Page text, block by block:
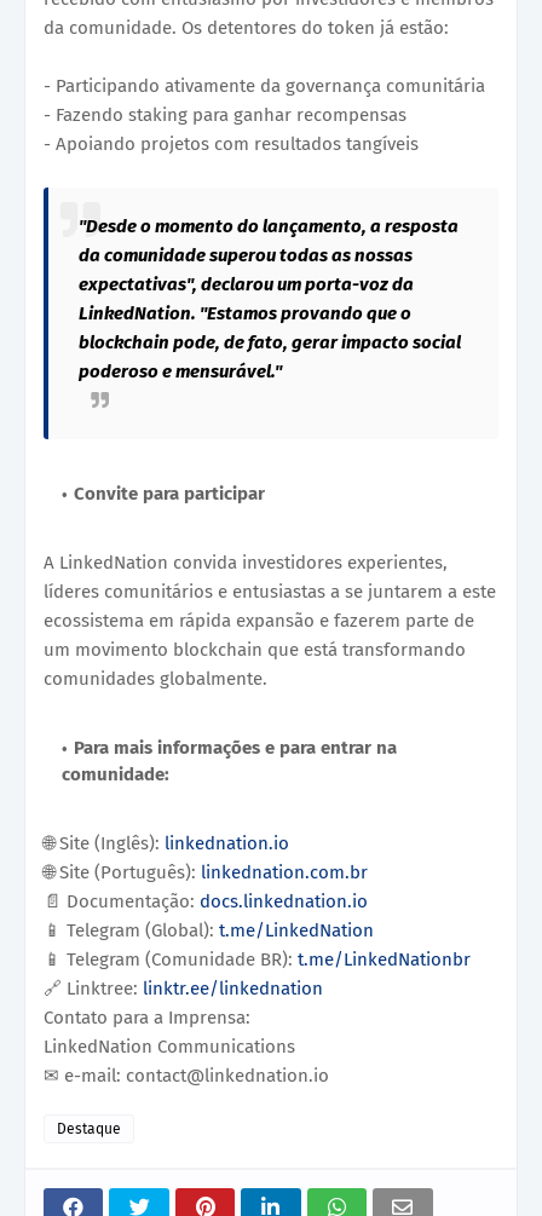
da comunidade. Os detentores do token já estão:
- Participando ativamente da governança comunitária
- Fazendo staking para ganhar recompensas
- Apoiando projetos com resultados tangíveis
"Desde o momento do lançamento, a resposta
da comunidade superou todas as nossas
expectativas", declarou um porta-voz da
LinkedNation. "Estamos provando que o
blockchain pode, de fato, gerar impacto social
poderoso e mensurável."
Convite para participar
A LinkedNation convida investidores experientes,
líderes comunitários e entusiastas a se juntarem a este
ecossistema em rápida expansão e fazerem parte de
um movimento blockchain que está transformando
comunidades globalmente.
Para mais informações e para entrar na
comunidade:
🌐 Site (Inglês): linkednation.io
🌐 Site (Português): linkednation.com.br
📄 Documentação: docs.linkednation.io
📱 Telegram (Global): t.me/LinkedNation
📱 Telegram (Comunidade BR): t.me/LinkedNationbr
🔗 Linktree: linktr.ee/linkednation
Contato para a Imprensa:
LinkedNation Communications
✉ e-mail: contact@linkednation.io
Destaque